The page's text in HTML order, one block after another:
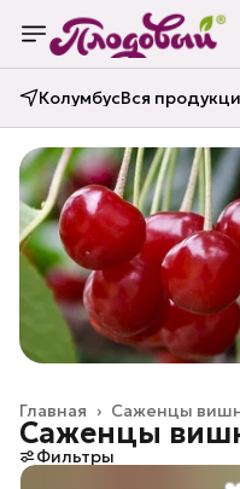
КолумбусВся
Саженцы
Главная ›
Саженцы
Фильтры